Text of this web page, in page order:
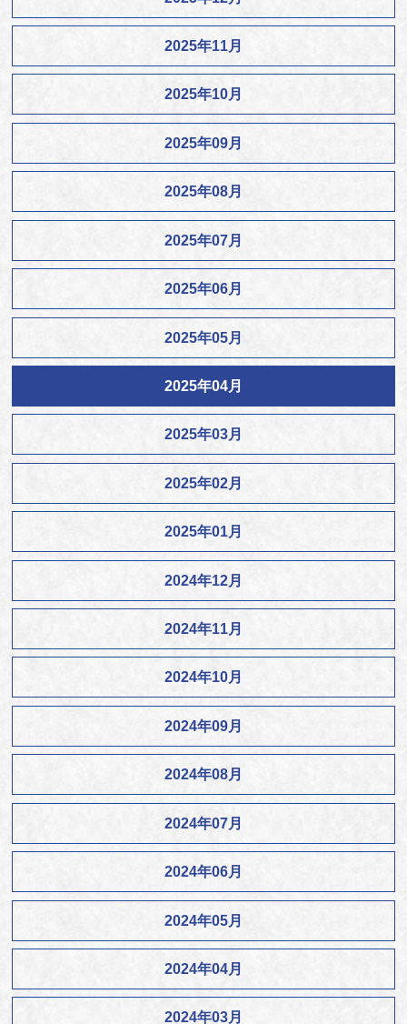
2025年11月
2025年10月
2025年09月
2025年08月
2025年07月
2025年06月
2025年05月
2025年04月
2025年03月
2025年02月
2025年01月
2024年12月
2024年11月
2024年10月
2024年09月
2024年08月
2024年07月
2024年06月
2024年05月
2024年04月
2024年03月